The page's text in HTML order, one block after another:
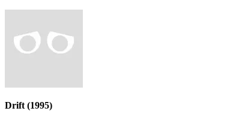
Drift (1995)